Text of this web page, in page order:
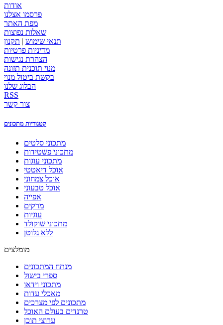
אודות
פרסמו אצלנו
מפת האתר
שאלות נפוצות
תנאי שימוש | תקנון
מדיניות פרטיות
הצהרת נגישות
מנוי תוכנית תזונה
בקשת ביטול מנוי
הבלוג שלנו
RSS
צור קשר
קטגוריות מתכונים
מתכוני סלטים
מתכוני פשטידות
מתכוני עוגות
אוכל דיאטטי
אוכל צמחוני
אוכל טבעוני
אפייה
מרקים
עוגיות
מתכוני שוקולד
ללא גלוטן
מומלצים
מנתח המתכונים
ספרי בישול
מתכוני וידאו
מאכלי עדות
מתכונים לפי מצרכים
טרנדים בעולם האוכל
ערוצי תוכן